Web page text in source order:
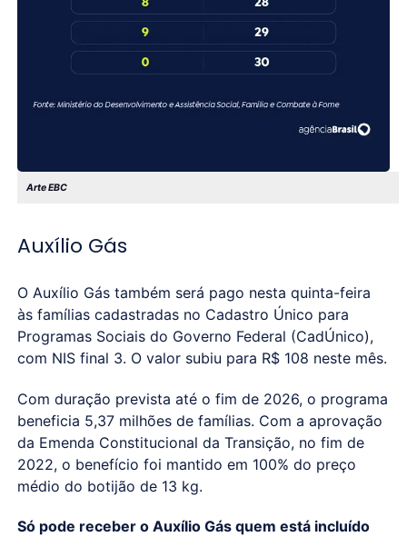
Arte EBC
Auxílio Gás
O Auxílio Gás também será pago nesta quinta-feira
às famílias cadastradas no Cadastro Único para
Programas Sociais do Governo Federal (CadÚnico),
com NIS final 3. O valor subiu para R$ 108 neste mês.
Com duração prevista até o fim de 2026, o programa
beneficia 5,37 milhões de famílias. Com a aprovação
da Emenda Constitucional da Transição, no fim de
2022, o benefício foi mantido em 100% do preço
médio do botijão de 13 kg.
Só pode receber o Auxílio Gás quem está incluído